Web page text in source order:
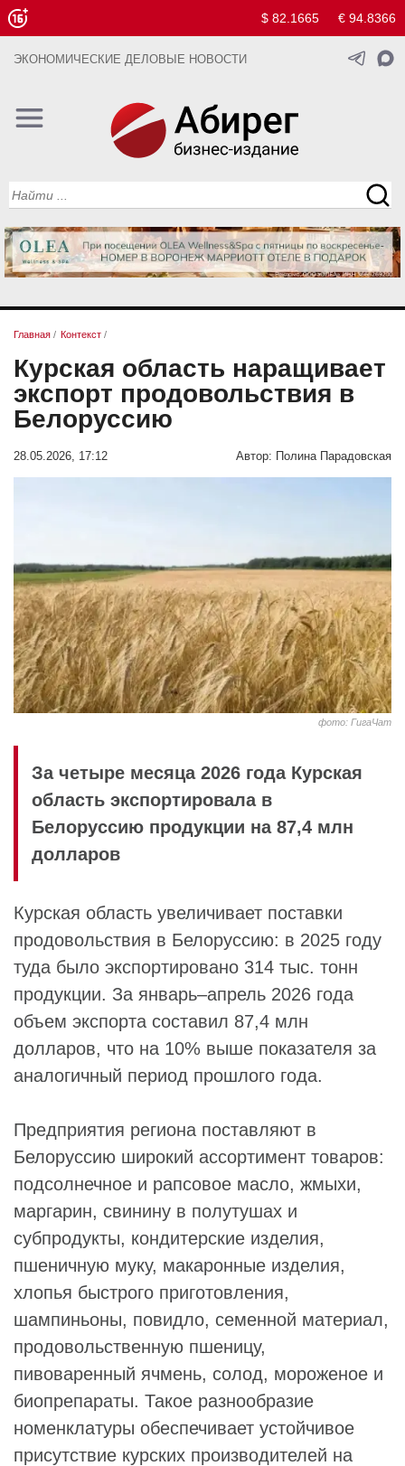
$ 82.1665 € 94.8366
ЭКОНОМИЧЕСКИЕ ДЕЛОВЫЕ НОВОСТИ
Главная / Контекст /
Курская область наращивает
экспорт продовольствия в
Белоруссию
28.05.2026, 17:12 Автор: Полина Парадовская
фото: ГигаЧат
За четыре месяца 2026 года Курская
область экспортировала в
Белоруссию продукции на 87,4 млн
долларов
Курская область увеличивает поставки
продовольствия в Белоруссию: в 2025 году
туда было экспортировано 314 тыс. тонн
продукции. За январь–апрель 2026 года
объем экспорта составил 87,4 млн
долларов, что на 10% выше показателя за
аналогичный период прошлого года.
Предприятия региона поставляют в
Белоруссию широкий ассортимент товаров:
подсолнечное и рапсовое масло, жмыхи,
маргарин, свинину в полутушах и
субпродукты, кондитерские изделия,
пшеничную муку, макаронные изделия,
хлопья быстрого приготовления,
шампиньоны, повидло, семенной материал,
продовольственную пшеницу,
пивоваренный ячмень, солод, мороженое и
биопрепараты. Такое разнообразие
номенклатуры обеспечивает устойчивое
присутствие курских производителей на